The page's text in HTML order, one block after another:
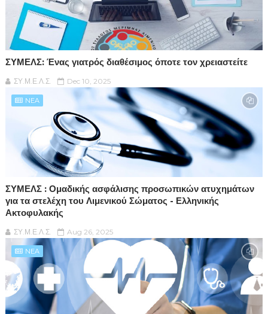
ΣΥΜΕΛΣ: Ένας γιατρός διαθέσιμος όποτε τον χρειαστείτε
ΣΥ.Μ.Ε.Λ.Σ. Dec 10, 2025
NEA
ΣΥΜΕΛΣ : Ομαδικής ασφάλισης προσωπικών ατυχημάτων
για τα στελέχη του Λιμενικού Σώματος - Ελληνικής
Ακτοφυλακής
ΣΥ.Μ.Ε.Λ.Σ. Aug 26, 2025
NEA